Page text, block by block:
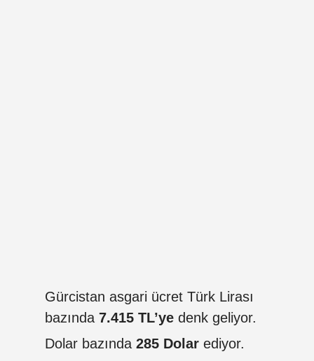
Gürcistan asgari ücret Türk Lirası
bazında 7.415 TL’ye denk geliyor.
Dolar bazında 285 Dolar ediyor.